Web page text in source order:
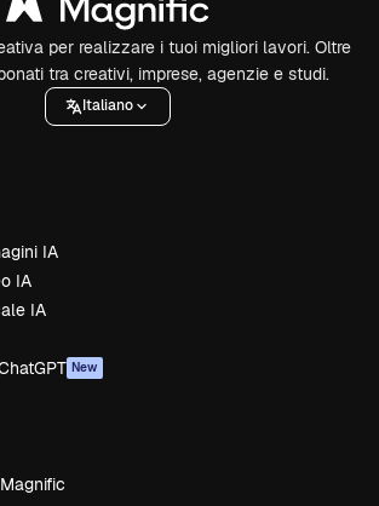
per realizzare i tuoi migliori lavori. Oltre
tra creativi, imprese, agenzie e studi.
Italiano
IA
IA
IA
New